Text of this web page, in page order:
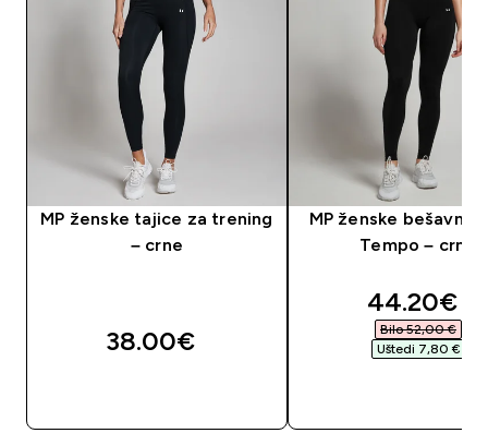
MP ženske tajice za trening
– crne
38.00€‎
MP ženske bešavne
Tempo – crne
44.20€‎
Bilo 52,00 €‎
Uštedi 7,80 €‎